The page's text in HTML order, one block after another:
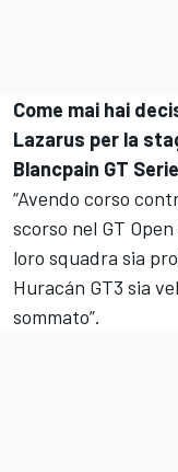
Come mai hai
Lazarus per la
Blancpain GT
“Avendo corso
scorso nel GT
loro squadra sia
Huracán GT3 sia
sommato”.